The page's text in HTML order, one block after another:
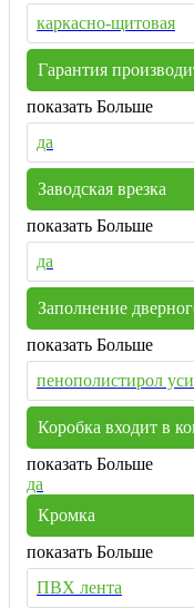
каркасно-щитовая
Гарантия
показать Больше
да
Заводская врезка
показать Больше
да
Заполнение
показать Больше
пенополистирол
Коробка входит в
показать Больше
да
Кромка
показать Больше
ПВХ лента